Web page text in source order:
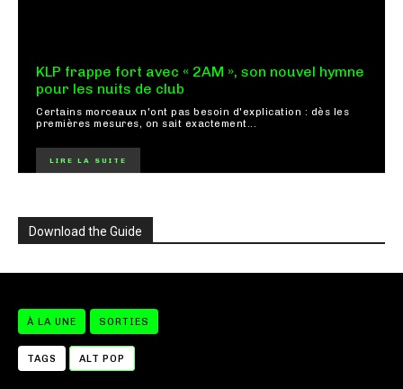
KLP frappe fort avec « 2AM », son nouvel hymne
pour les nuits de club
Certains morceaux n'ont pas besoin d'explication : dès les
premières mesures, on sait exactement...
LIRE LA SUITE
Download the Guide
À LA UNE SORTIES
TAGS ALT POP